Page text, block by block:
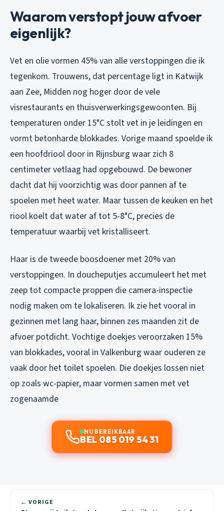
Waarom verstopt jouw afvoer
eigenlijk?
Vet en olie vormen 45% van alle verstoppingen die ik
tegenkom. Trouwens, dat percentage ligt in Katwijk
aan Zee, Midden nog hoger door de vele
visrestaurants en thuisverwerkingsgewoonten. Bij
temperaturen onder 15°C stolt vet in je leidingen en
vormt betonharde blokkades. Vorige maand spoelde ik
een hoofdriool door in Rijnsburg waar zich 8
centimeter vetlaag had opgebouwd. De bewoner
dacht dat hij voorzichtig was door pannen af te
spoelen met heet water. Maar tussen de keuken en het
riool koelt dat water af tot 5-8°C, precies de
temperatuur waarbij vet kristalliseert.
Haar is de tweede boosdoener met 20% van
verstoppingen. In doucheputjes accumuleert het met
zeep tot compacte proppen die camera-inspectie
nodig maken om te lokaliseren. Ik zie het vooral in
gezinnen met lang haar, binnen zes maanden zit de
afvoer potdicht. Vochtige doekjes veroorzaken 15%
van blokkades, vooral in Valkenburg waar ouderen ze
vaak door het toilet spoelen. Die doekjes lossen niet
op zoals wc-papier, maar vormen samen met vet
zogenaamde
NU BEREIKBAAR
BEL 085 019 54 31
← VORIGE